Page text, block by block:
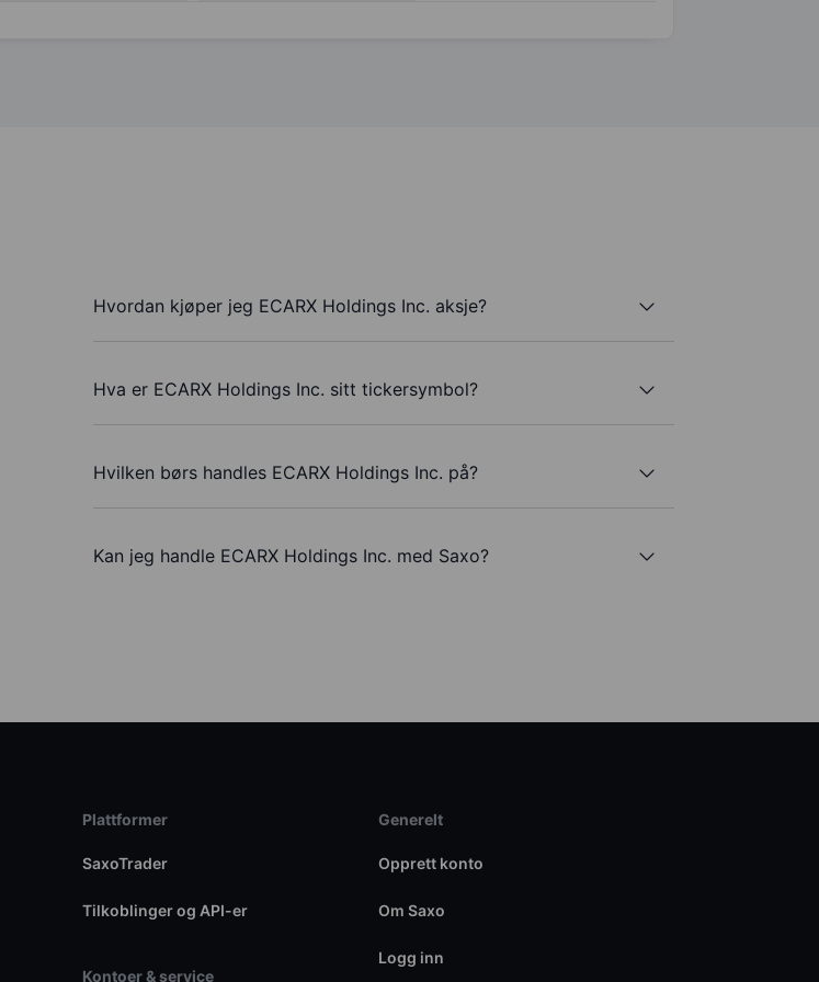
Hvordan kjøper jeg ECARX Holdings Inc. aksje?
Hva er ECARX Holdings Inc. sitt tickersymbol?
Hvilken børs handles ECARX Holdings Inc. på?
Kan jeg handle ECARX Holdings Inc. med Saxo?
Plattformer
SaxoTrader
Tilkoblinger og API-er
Kontoer & service
Generelt
Opprett konto
Om Saxo
Logg inn